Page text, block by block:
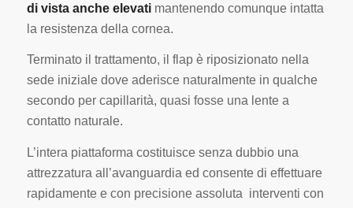
di vista anche elevatimantenendo comunque intatta
la resistenza della cornea.
Terminato il trattamento, il flap è riposizionato nella
sede iniziale dove aderisce naturalmente in qualche
secondo per capillarità, quasi fosse una lente a
contatto naturale.
L’intera piattaforma costituisce senza dubbio una
attrezzatura all’avanguardia ed consente di effettuare
rapidamente e con precisione assoluta interventi con